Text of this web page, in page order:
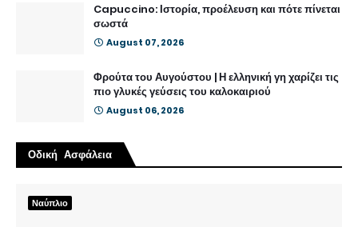
Capuccino: Ιστορία, προέλευση και πότε πίνεται
σωστά
August 07, 2026
Φρούτα του Αυγούστου | Η ελληνική γη χαρίζει τις
πιο γλυκές γεύσεις του καλοκαιριού
August 06, 2026
Οδική Ασφάλεια
Ναύπλιο